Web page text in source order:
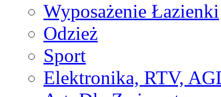
Wyposażenie Łazienki
Odzież
Sport
Elektronika, RTV,